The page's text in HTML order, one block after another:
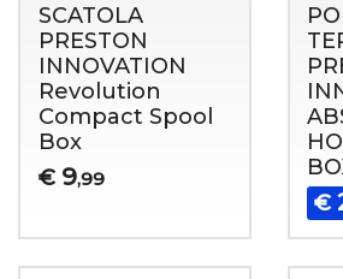
SCATOLA
PRESTON
INNOVATION
Revolution
Compact Spool
Box
€ 9,99
€